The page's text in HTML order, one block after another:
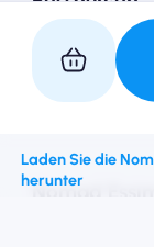
Partner mit
Nomad Essim
Laden Sie die
herunter